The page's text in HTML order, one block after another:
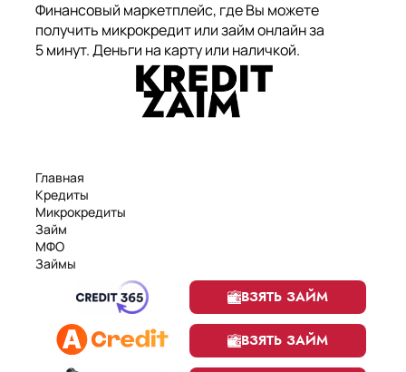
Финансовый маркетплейс, где Вы можете
получить микрокредит или займ онлайн за
5 минут. Деньги на карту или наличкой.
Главная
Кредиты
Микрокредиты
Займ
МФО
Займы
Рейтинг
Деньги в долг
Займы онлайн
Денежные кредиты
ВЗЯТЬ ЗАЙМ
ВЗЯТЬ ЗАЙМ